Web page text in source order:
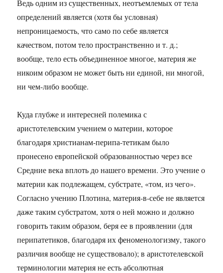
Ведь одним из существенных, неотъемлемых от тела
определений является (хотя бы условная)
непроницаемость, что само по себе является
качеством, потом тело пространственно и т. д.;
вообще, тело есть объединенное многое, материя же
никоим образом не может быть ни единой, ни многой,
ни чем-либо вообще.
Куда глубже и интересней полемика с
аристотелевским учением о материи, которое
благодаря христианам-перипа-тетикам было
пронесено европейской образованностью через все
Средние века вплоть до нашего времени. Это учение о
материи как подлежащем, субстрате, «том, из чего».
Согласно учению Плотина, материя-в-себе не является
даже таким субстратом, хотя о ней можно и должно
говорить таким образом, беря ее в проявлении (для
перипатетиков, благодаря их феноменологизму, такого
различия вообще не существовало); в аристотелевской
терминологии материя не есть абсолютная